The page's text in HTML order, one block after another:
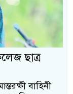
ছাত্র
বাহিনী